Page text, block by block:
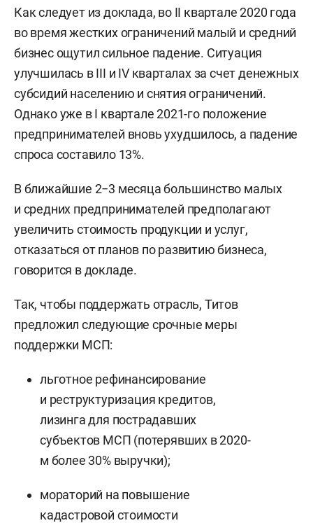
Как следует из доклада, во II квартале 2020 года
во время жестких ограничений малый и средний
бизнес ощутил сильное падение. Ситуация
улучшилась в III и IV кварталах за счет денежных
субсидий населению и снятия ограничений.
Однако уже в I квартале 2021-го положение
предпринимателей вновь ухудшилось, а падение
спроса составило 13%.
В ближайшие 2−3 месяца большинство малых
и средних предпринимателей предполагают
увеличить стоимость продукции и услуг,
отказаться от планов по развитию бизнеса,
говорится в докладе.
Так, чтобы поддержать отрасль, Титов
предложил следующие срочные меры
поддержки МСП:
льготное рефинансирование
и реструктуризация кредитов,
лизинга для пострадавших
субъектов МСП (потерявших в 2020-
м более 30% выручки);
мораторий на повышение
кадастровой стоимости